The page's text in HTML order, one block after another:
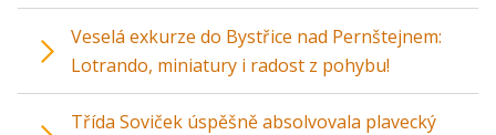
Veselá exkurze do Bystřice nad Pernštejnem:
Lotrando, miniatury i radost z pohybu!
Třída Soviček úspěšně absolvovala plavecký